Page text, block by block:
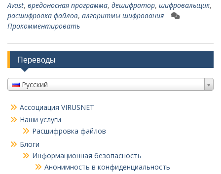
Avast, вредоносная программа, дешифратор, шифровальщик,
расшифровка файлов, алгоритмы шифрования
Прокомментировать
Переводы
Русский
Ассоциация VIRUSNET
Наши услуги
Расшифровка файлов
Блоги
Информационная безопасность
Анонимность в конфиденциальность